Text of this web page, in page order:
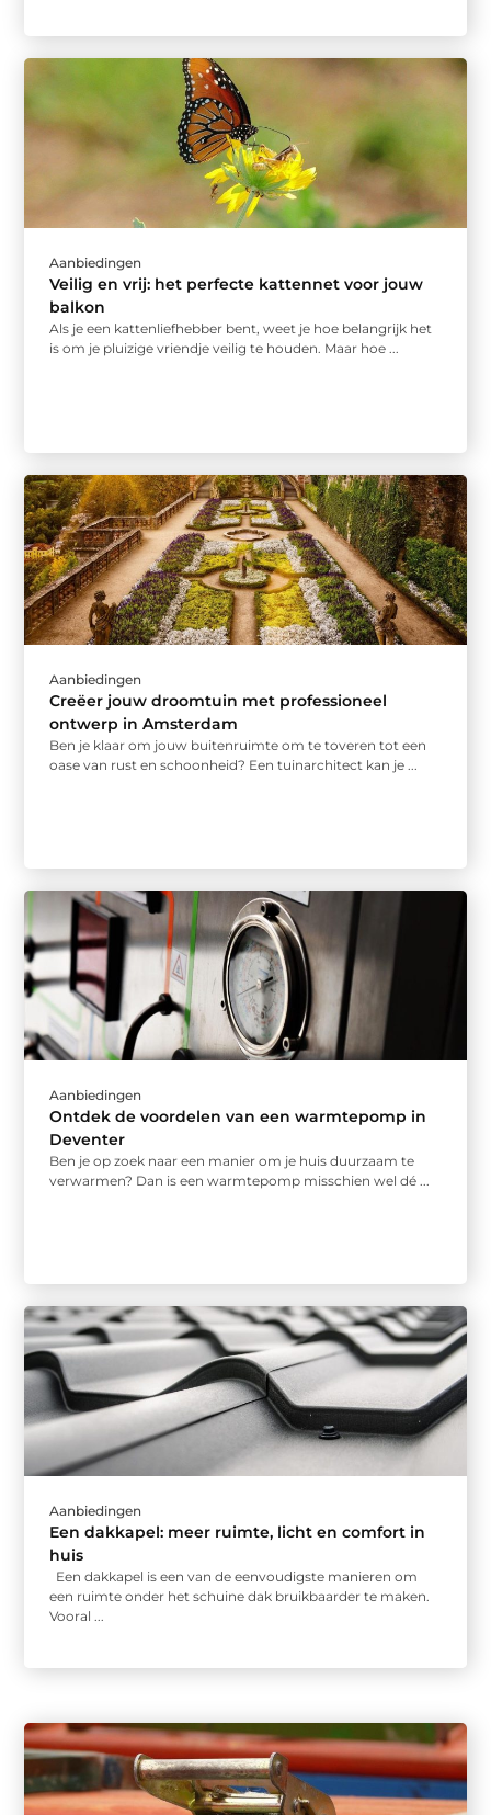
Aanbiedingen
Veilig en vrij: het perfecte kattennet voor jouw
balkon
Als je een kattenliefhebber bent, weet je hoe belangrijk het
is om je pluizige vriendje veilig te houden. Maar hoe ...
Aanbiedingen
Creëer jouw droomtuin met professioneel
ontwerp in Amsterdam
Ben je klaar om jouw buitenruimte om te toveren tot een
oase van rust en schoonheid? Een tuinarchitect kan je ...
Aanbiedingen
Ontdek de voordelen van een warmtepomp in
Deventer
Ben je op zoek naar een manier om je huis duurzaam te
verwarmen? Dan is een warmtepomp misschien wel dé ...
Aanbiedingen
Een dakkapel: meer ruimte, licht en comfort in
huis
Een dakkapel is een van de eenvoudigste manieren om
een ruimte onder het schuine dak bruikbaarder te maken.
Vooral ...